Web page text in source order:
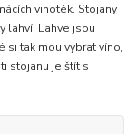
vinoték. Stojany
lahví. Lahve jsou
si tak mou vybrat víno,
stojanu je štít s